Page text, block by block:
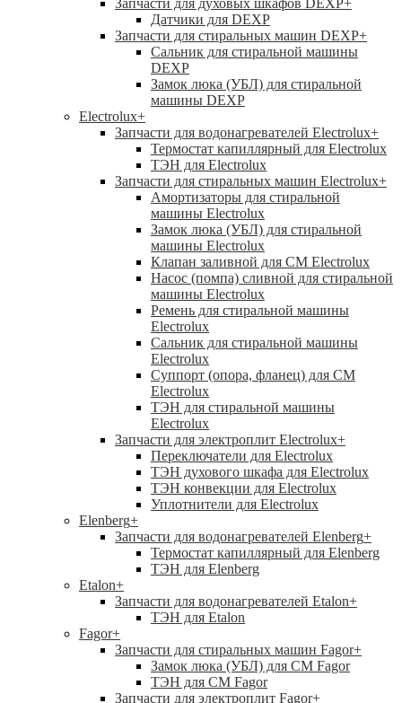
Запчасти для духовых шкафов DEXP+
Датчики для DEXP
Запчасти для стиральных машин DEXP+
Сальник для стиральной машины
DEXP
Замок люка (УБЛ) для стиральной
машины DEXP
Electrolux+
Запчасти для водонагревателей Electrolux+
Термостат капиллярный для Electrolux
ТЭН для Electrolux
Запчасти для стиральных машин Electrolux+
Амортизаторы для стиральной
машины Electrolux
Замок люка (УБЛ) для стиральной
машины Electrolux
Клапан заливной для СМ Electrolux
Насос (помпа) сливной для стиральной
машины Electrolux
Ремень для стиральной машины
Electrolux
Сальник для стиральной машины
Electrolux
Суппорт (опора, фланец) для СМ
Electrolux
ТЭН для стиральной машины
Electrolux
Запчасти для электроплит Electrolux+
Переключатели для Electrolux
ТЭН духового шкафа для Electrolux
ТЭН конвекции для Electrolux
Уплотнители для Electrolux
Elenberg+
Запчасти для водонагревателей Elenberg+
Термостат капиллярный для Elenberg
ТЭН для Elenberg
Etalon+
Запчасти для водонагревателей Etalon+
ТЭН для Etalon
Fagor+
Запчасти для стиральных машин Fagor+
Замок люка (УБЛ) для СМ Fagor
ТЭН для СМ Fagor
Запчасти для электроплит Fagor+